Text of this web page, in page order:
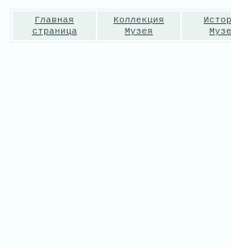
Главная
страница
Коллекция
Музея